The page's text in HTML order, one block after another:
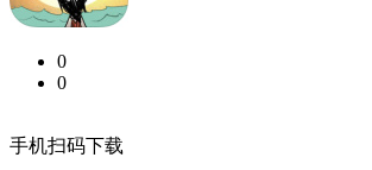
0
0
手机扫码下载